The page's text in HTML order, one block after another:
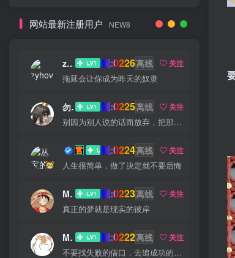
网站最新注册用户 NEW8
zyhove 靓:0226离线
关注
拖延会让你成为昨天的奴隶
勿听 靓:0225离线
关注
别因为别人说的话而放弃，把那些话当做加倍努力的动力
丛宝 靓:0224离线
关注
人生很简单，做了决定就不要后悔
MS-康娃 靓:0223离线
关注
真正的梦就是现实的彼岸
Miss 先生 靓:0222离线
关注
不要找失败的借口，去追成功的理由